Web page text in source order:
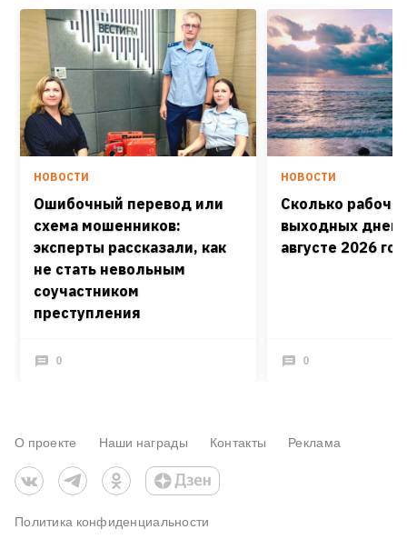
НОВОСТИ
Ошибочный перевод или
схема мошенников:
эксперты рассказали, как
не стать невольным
соучастником
преступления
0
НОВОСТИ
Сколько
выходных дней
августе 2026
0
О проекте Наши награды Контакты Реклама
Политика конфиденциальности